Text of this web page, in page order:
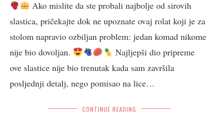
Ako mislite da ste probali najbolje od sirovih
slastica, pričekajte dok ne upoznate ovaj rolat koji je za
stolom napravio ozbiljan problem: jedan komad nikome
nije bio dovoljan.
Najljepši dio pripreme
ove slastice nije bio trenutak kada sam završila
posljednji detalj, nego pomisao na lice…
CONTINUE READING